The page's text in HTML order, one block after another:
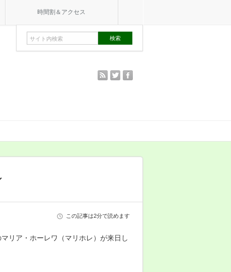
時間割＆アクセス
rss twitter
この記事は2分で読めます
リア・ホーレワ（マリホレ）が来日し